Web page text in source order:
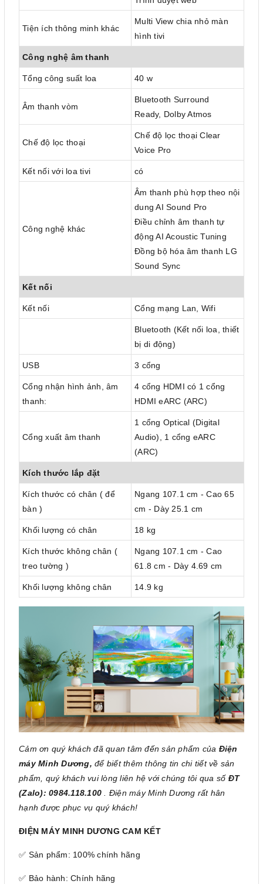
Tiện ích thông minh khác
Multi View chia nhỏ màn
hình tivi
Công nghệ âm thanh
Tổng công suất loa 40 w
Âm thanh vòm
Bluetooth Surround
Ready, Dolby Atmos
Chế độ lọc thoại
Chế độ lọc thoại Clear
Voice Pro
Kết nối với loa tivi có
Công nghệ khác
Âm thanh phù hợp theo nội
dung AI Sound Pro
Điều chỉnh âm thanh tự
động AI Acoustic Tuning
Đồng bộ hóa âm thanh LG
Sound Sync
Kết nối
Kết nối Cổng mạng Lan, Wifi
Bluetooth (Kết nối loa, thiết
bị di động)
USB 3 cổng
Cổng nhận hình ảnh, âm
thanh:
4 cổng HDMI có 1 cổng
HDMI eARC (ARC)
Cổng xuất âm thanh
1 cổng Optical (Digital
Audio), 1 cổng eARC
(ARC)
Kích thước lắp đặt
Kích thước có chân ( để
bàn )
Ngang 107.1 cm - Cao 65
cm - Dày 25.1 cm
Khối lượng có chân 18 kg
Kích thước không chân (
treo tường )
Ngang 107.1 cm - Cao
61.8 cm - Dày 4.69 cm
Khối lượng không chân 14.9 kg
Cảm ơn quý khách đã quan tâm đến sản phẩm của Điện
máy Minh Dương, để biết thêm thông tin chi tiết về sản
phẩm, quý khách vui lòng liên hệ với chúng tôi qua số ĐT
(Zalo): 0984.118.100
. Điện máy Minh Dương rất hân
hạnh được phục vụ quý khách!
ĐIỆN MÁY MINH DƯƠNG CAM KẾT
✅ Sản phẩm: 100% chính hãng
✅ Bảo hành: Chính hãng